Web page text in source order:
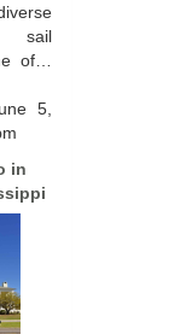
sail
of…
5,
in